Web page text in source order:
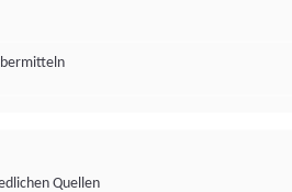
Quellen